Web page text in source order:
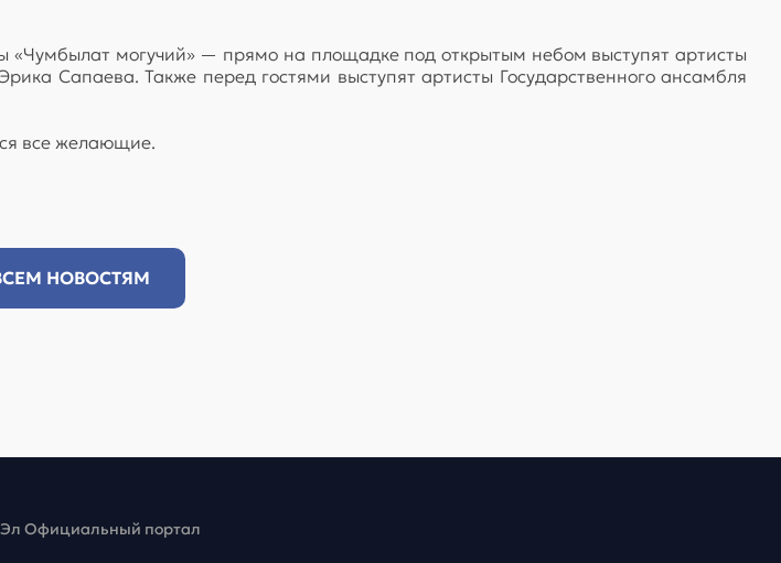
«Чумбылат могучий» — прямо на площадке под открытым небом выступят артисты
Сапаева. Также перед гостями выступят артисты Государственного ансамбля
все желающие.
НОВОСТЯМ
Официальный портал